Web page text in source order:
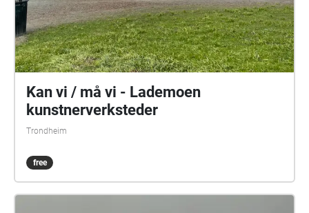
Kan vi / må vi - Lademoen
kunstnerverksteder
Trondheim
free